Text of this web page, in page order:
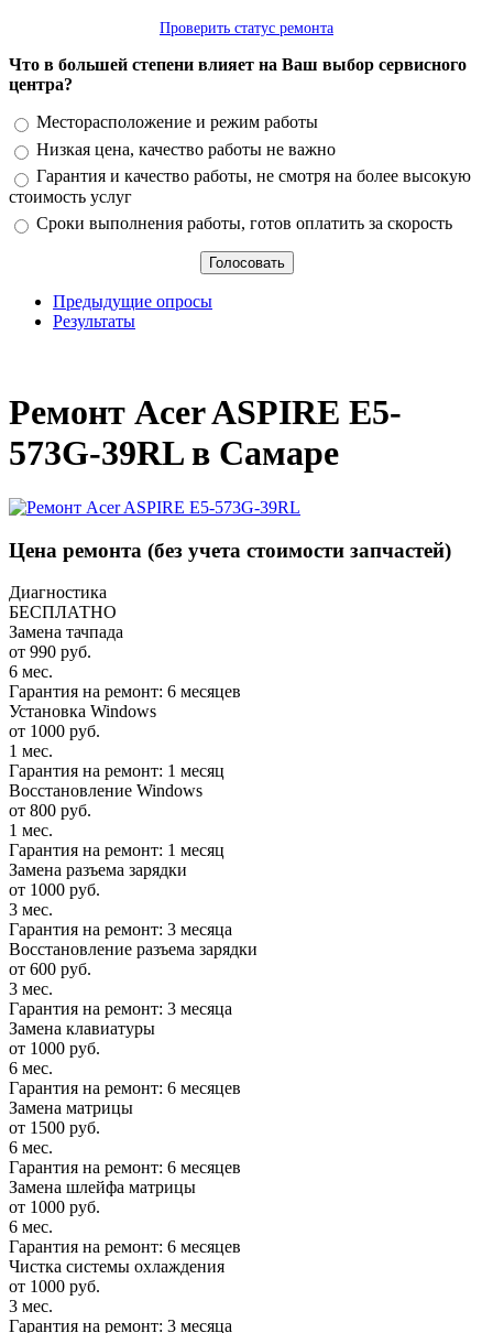
Проверить статус ремонта
Что в большей степени влияет на Ваш выбор сервисного
центра?
Варианты
Месторасположение и режим работы
Низкая цена, качество работы не важно
Гарантия и качество работы, не смотря на более высокую
стоимость услуг
Сроки выполнения работы, готов оплатить за скорость
Предыдущие опросы
Результаты
Ремонт Acer ASPIRE E5-
573G-39RL в Самаре
Цена ремонта (без учета стоимости запчастей)
Диагностика
БЕСПЛАТНО
Замена тачпада
от 990 руб.
6 мес.
Гарантия на ремонт: 6 месяцев
Установка Windows
от 1000 руб.
1 мес.
Гарантия на ремонт: 1 месяц
Восстановление Windows
от 800 руб.
1 мес.
Гарантия на ремонт: 1 месяц
Замена разъема зарядки
от 1000 руб.
3 мес.
Гарантия на ремонт: 3 месяца
Восстановление разъема зарядки
от 600 руб.
3 мес.
Гарантия на ремонт: 3 месяца
Замена клавиатуры
от 1000 руб.
6 мес.
Гарантия на ремонт: 6 месяцев
Замена матрицы
от 1500 руб.
6 мес.
Гарантия на ремонт: 6 месяцев
Замена шлейфа матрицы
от 1000 руб.
6 мес.
Гарантия на ремонт: 6 месяцев
Чистка системы охлаждения
от 1000 руб.
3 мес.
Гарантия на ремонт: 3 месяца